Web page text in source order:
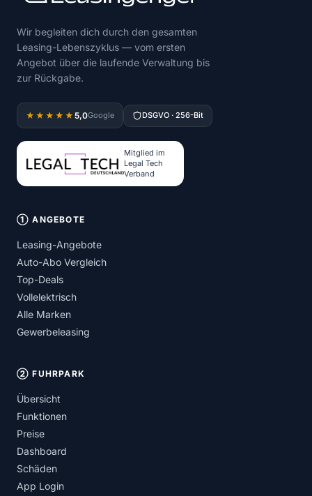
Wir begleiten dich durch den gesamten
Leasing-Lebenszyklus — vom ersten
Angebot über die laufende Verwaltung bis
zur Rückgabe.
★★★★★ 5,0Google DSGVO · 256-Bit
Mitglied im
Legal Tech
Verband
① ANGEBOTE
Leasing-Angebote
Auto-Abo Vergleich
Top-Deals
Vollelektrisch
Alle Marken
Gewerbeleasing
② FUHRPARK
Übersicht
Funktionen
Preise
Dashboard
Schäden
App Login